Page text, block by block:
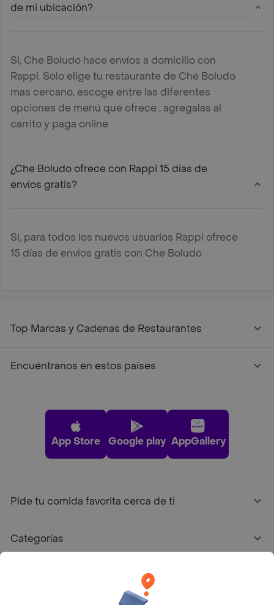
de mi ubicación?
Si, Che Boludo hace envíos a domicilio con
Rappi. Solo elige tu restaurante de Che Boludo
mas cercano, escoge entre las diferentes
opciones de menú que ofrece , agregalas al
carrito y paga online
¿Che Boludo ofrece con Rappi 15 días de
envíos gratis?
Sí, para todos los nuevos usuarios Rappi ofrece
15 días de envíos gratis con Che Boludo
Top Marcas y Cadenas de Restaurantes
Encuéntranos en estos países
App Store Google play AppGallery
Pide tu comida favorita cerca de ti
Categorías